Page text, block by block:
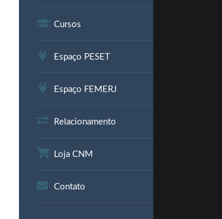
Cursos
Espaço PESET
Espaço FEMERJ
Relacionamento
Loja CNM
Contato